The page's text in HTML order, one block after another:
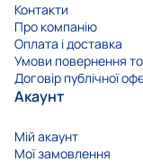
Контакти
Про компанію
Оплата і доставка
Умови повернення
Договір публічної
Акаунт
Мій акаунт
Мої замовлення